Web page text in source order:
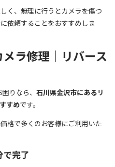
く、無理に行うとカメラを傷つ
依頼することをおすすめしま
ラ修理｜リバース
りなら、 石川県金沢市にあるリ
すめです。
格で多くのお客様にご利用いた
完了